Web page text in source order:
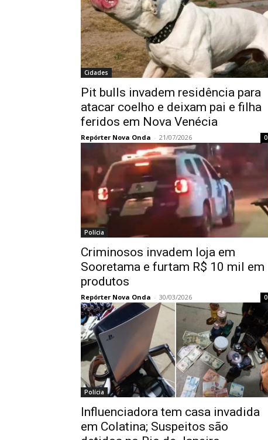
Cidades
Pit bulls invadem residência para
atacar coelho e deixam pai e filha
feridos em Nova Venécia
Repórter Nova Onda - 21/07/2026 0
Polícia
Criminosos invadem loja em
Sooretama e furtam R$ 10 mil em
produtos
Repórter Nova Onda - 30/03/2026 0
Polícia
Influenciadora tem casa invadida
em Colatina; Suspeitos são